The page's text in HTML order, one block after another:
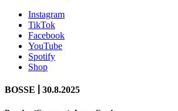
Instagram
TikTok
Facebook
YouTube
Spotify
Shop
BOSSE 30.8.2025